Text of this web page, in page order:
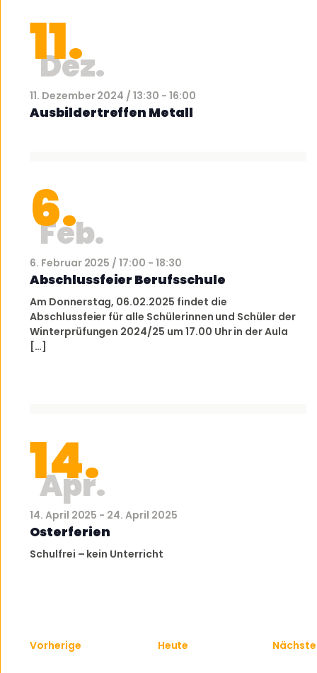
11.
Dez.
11. Dezember 2024 / 13:30 - 16:00
Ausbildertreffen Metall
6.
Feb.
6. Februar 2025 / 17:00 - 18:30
Abschlussfeier Berufsschule
Am Donnerstag, 06.02.2025 findet die
Abschlussfeier für alle Schülerinnen und Schüler der
Winterprüfungen 2024/25 um 17.00 Uhr in der Aula
[…]
14.
Apr.
14. April 2025 - 24. April 2025
Osterferien
Schulfrei – kein Unterricht
VorherigeVeranstaltungenHeute Nächste